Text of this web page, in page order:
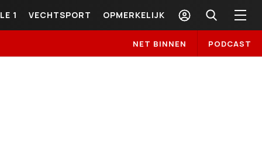
1 VECHTSPORT OPMERKELIJK
NET BINNEN PODCAST